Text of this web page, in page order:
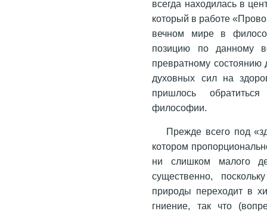
всегда находилась в
который в работе
вечном мире в
позицию по данному
превратному состоянию
духовных сил на
пришлось
философии.
Прежде всего под
котором
ни слишком малого
существенно,
природы переходит в
гниение, так что